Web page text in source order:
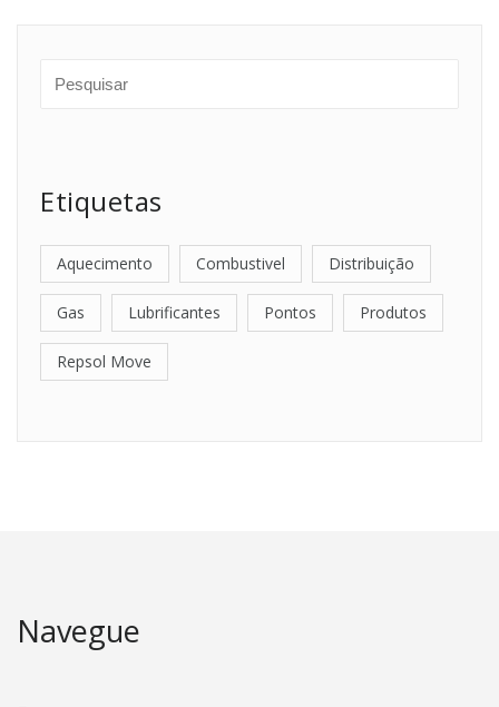
Etiquetas
Aquecimento Combustivel Distribuição
Gas Lubrificantes Pontos Produtos
Repsol Move
Navegue